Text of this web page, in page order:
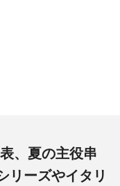
、夏の主役串
リーズやイタリ